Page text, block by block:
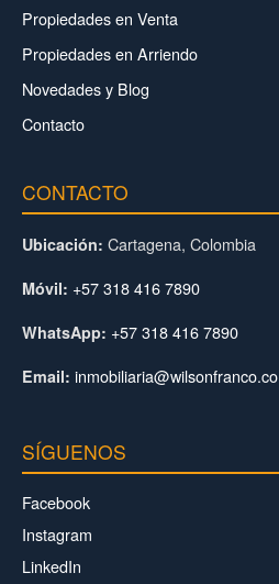
Propiedades en Venta
Propiedades en Arriendo
Novedades y Blog
Contacto
CONTACTO
Ubicación: Cartagena, Colombia
Móvil: +57 318 416 7890
WhatsApp: +57 318 416 7890
Email: inmobiliaria@wilsonfranco.co
SÍGUENOS
Facebook
Instagram
LinkedIn